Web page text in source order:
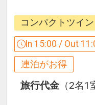
※旅行代金に含
施設のご案内
●「タイガービ
ホテルの目の前
チ」東シナ海
【９０日前まで
割引がござい
ご宿泊の９０日
ると
１泊につきお
コンパクトツイン
In 15:00 / Out
連泊がお得
旅行代金 （2名